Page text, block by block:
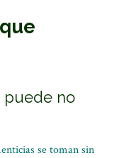
puede no
se toman sin